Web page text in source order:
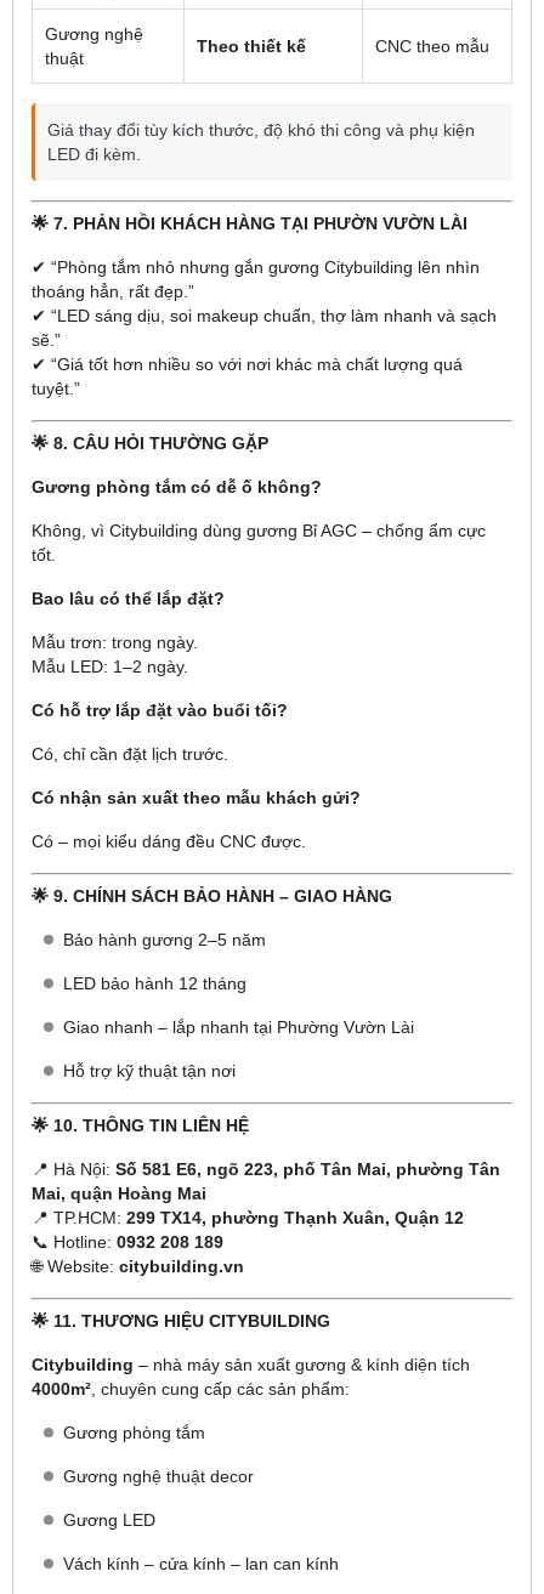
Gương nghệ
thuật
Theo thiết kế CNC theo mẫu
Giá thay đổi tùy kích thước, độ khó thi công và phụ kiện
LED đi kèm.
🌟 7. PHẢN HỒI KHÁCH HÀNG TẠI PHƯỜN VƯỜN LÀI
✔ “Phòng tắm nhỏ nhưng gắn gương Citybuilding lên nhìn
thoáng hẳn, rất đẹp.”
✔ “LED sáng dịu, soi makeup chuẩn, thợ làm nhanh và sạch
sẽ.”
✔ “Giá tốt hơn nhiều so với nơi khác mà chất lượng quá
tuyệt.”
🌟 8. CÂU HỎI THƯỜNG GẶP
Gương phòng tắm có dễ ố không?
Không, vì Citybuilding dùng gương Bỉ AGC – chống ẩm cực
tốt.
Bao lâu có thể lắp đặt?
Mẫu trơn: trong ngày.
Mẫu LED: 1–2 ngày.
Có hỗ trợ lắp đặt vào buổi tối?
Có, chỉ cần đặt lịch trước.
Có nhận sản xuất theo mẫu khách gửi?
Có – mọi kiểu dáng đều CNC được.
🌟 9. CHÍNH SÁCH BẢO HÀNH – GIAO HÀNG
Bảo hành gương 2–5 năm
LED bảo hành 12 tháng
Giao nhanh – lắp nhanh tại Phường Vườn Lài
Hỗ trợ kỹ thuật tận nơi
🌟 10. THÔNG TIN LIÊN HỆ
📍 Hà Nội: Số 581 E6, ngõ 223, phố Tân Mai, phường Tân
Mai, quận Hoàng Mai
📍 TP.HCM: 299 TX14, phường Thạnh Xuân, Quận 12
📞 Hotline: 0932 208 189
🌐 Website: citybuilding.vn
🌟 11. THƯƠNG HIỆU CITYBUILDING
Citybuilding – nhà máy sản xuất gương & kính diện tích
4000m² , chuyên cung cấp các sản phẩm:
Gương phòng tắm
Gương nghệ thuật decor
Gương LED
Vách kính – cửa kính – lan can kính